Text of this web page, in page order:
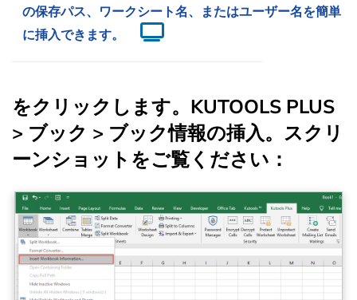
の保存パス、ワークシート名、またはユーザー名を簡単
に挿入できます。
をクリックします。 KUTOOLS PLUS
> ブック > ブック情報の挿入。スクリ
ーンショットをご覧ください：